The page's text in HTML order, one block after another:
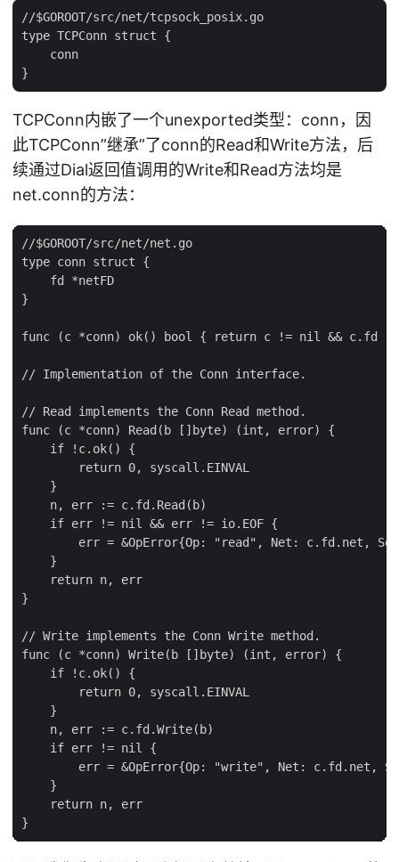
//$GOROOT/src/net/tcpsock_posix.go
type TCPConn struct {
    conn
TCPConn内嵌了一个unexported类型：conn，因
此TCPConn”继承”了conn的Read和Write方法，后
续通过Dial返回值调用的Write和Read方法均是
net.conn的方法：
//$GOROOT/src/net/net.go
type conn struct {
    fd *netFD
}
func (c *conn) ok() bool { return c != nil && c.fd
// Implementation of the Conn interface.
// Read implements the Conn Read method.
func (c *conn) Read(b []byte) (int, error) {
    if !c.ok() {
        return 0, syscall.EINVAL
    }
    n, err := c.fd.Read(b)
    if err != nil && err != io.EOF {
err = &OpError{Op: "read", Net: c.fd.net,
    }
    return n, err
}
// Write implements the Conn Write method.
func (c *conn) Write(b []byte) (int, error) {
    if !c.ok() {
        return 0, syscall.EINVAL
    }
    n, err := c.fd.Write(b)
    if err != nil {
err = &OpError{Op: "write", Net: c.fd.net,
    }
    return n, err